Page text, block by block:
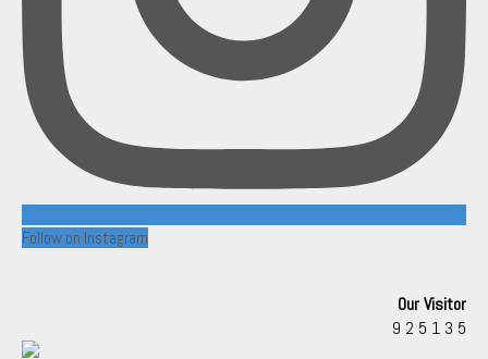
Follow on Instagram
Our Visitor
9 2 5 1 3 5